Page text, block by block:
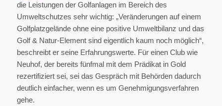
die Leistungen der Golfanlagen im Bereich des
Umweltschutzes sehr wichtig: „Veränderungen auf einem
Golfplatzgelände ohne eine positive Umweltbilanz und das
Golf & Natur-Element sind eigentlich kaum noch möglich“,
beschreibt er seine Erfahrungswerte. Für einen Club wie
Neuhof, der bereits fünfmal mit dem Prädikat in Gold
rezertifiziert sei, sei das Gespräch mit Behörden dadurch
deutlich einfacher, wenn es um Genehmigungsverfahren
gehe.